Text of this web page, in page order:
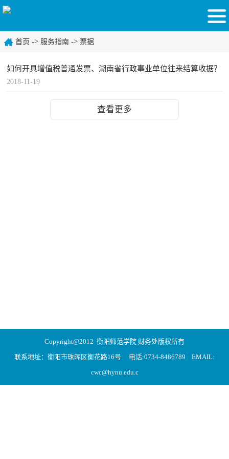
首页 -> 服务指南 -> 票据
如何开具增值税普通发票、湖南省行政事业单位往来结算收据？
2018-11-19
查看更多
Copyright@2012 衡阳师范学院 财务处版权所有
联系地址：衡阳市珠晖区衡花路16号 电话:0734-8486789 EMAIL:
cwc@hynu.edu.c